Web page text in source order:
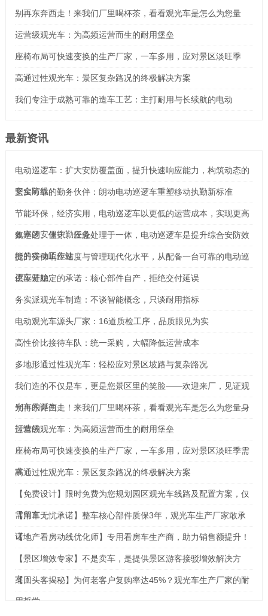
别再东奔西走！来我们厂里喝杯茶，看看观光车是怎么为您量
运营级观光车：为高频运营而生的耐用堡垒
座椅布局可快速变换的生产厂家，一车多用，应对景区淡旺季
高通过性观光车：景区复杂路况的终极解决方案
我们专注于成熟可靠的造车工艺：主打耐用与长续航的电动
最新资讯
电动巡逻车：扩大安防覆盖面，提升快速响应能力，构筑动态的
安全防线
坚实可靠的勤务伙伴：朗动电动巡逻车重塑移动执勤新标准
节能环保，经济实用，电动巡逻车以更低的运营成本，实现更高
效率的安保执勤任务
集巡逻、值守、应急处理于一体，电动巡逻车是提升综合安防效
能的移动工作站
提升安保响应速度与管理现代化水平，从配备一台可靠的电动巡
逻车开始
供应链稳定的承诺：核心部件自产，拒绝交付延误
务实派观光车制造：不谈智能概念，只谈耐用指标
电动观光车源头厂家：16道质检工序，品质眼见为实
高性价比接待车队：统一采购，大幅降低运营成本
多地形通过性观光车：轻松应对景区坡路与复杂路况
我们造的不仅是车，更是您景区里的笑脸——欢迎来厂，见证观
光车的诞生
别再东奔西走！来我们厂里喝杯茶，看看观光车是怎么为您量身
打造的
运营级观光车：为高频运营而生的耐用堡垒
座椅布局可快速变换的生产厂家，一车多用，应对景区淡旺季需
求
高通过性观光车：景区复杂路况的终极解决方案
【免费设计】限时免费为您规划园区观光车线路及配置方案，仅
需留言！
【用车无忧承诺】整车核心部件质保3年，观光车生产厂家敢承
诺！
【地产看房动线优化师】专用看房车生产商，助力销售额提升！
【景区增效专家】不是卖车，是提供景区游客接驳增效解决方
案！
【回头客揭秘】为何老客户复购率达45%？观光车生产厂家的耐
用哲学